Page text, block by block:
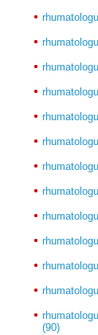
(90)